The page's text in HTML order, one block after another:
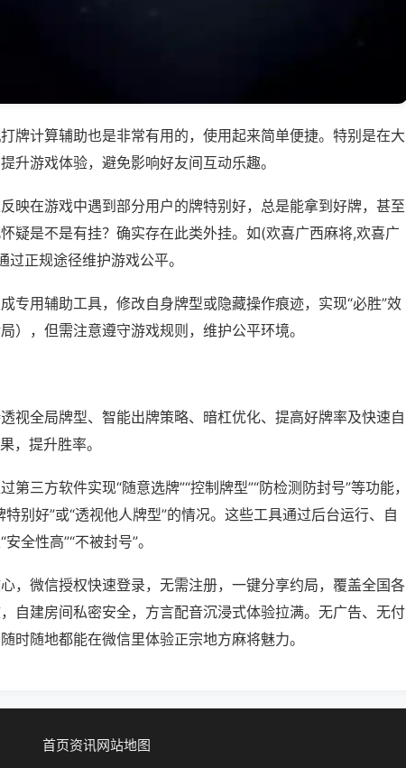
牌计算辅助也是非常有用的，使用起来简单便捷。特别是在大
升游戏体验，避免影响好友间互动乐趣。
映在游戏中遇到部分用户的牌特别好，总是能拿到好牌，甚至
疑是不是有挂？确实存在此类外挂。如(欢喜广西麻将,欢喜广
正规途径维护游戏公平。
专用辅助工具，修改自身牌型或隐藏操作痕迹，实现“必胜”效
），但需注意遵守游戏规则，维护公平环境。
视全局牌型、智能出牌策略、暗杠优化、提高好牌率及快速自
，提升胜率。
三方软件实现“随意选牌”“控制牌型”“防检测防封号”等功能，
别好”或“透视他人牌型”的情况。这些工具通过后台运行、自
全性高”“不被封号”。
，微信授权快速登录，无需注册，一键分享约局，覆盖全国各
自建房间私密安全，方言配音沉浸式体验拉满。无广告、无付
时随地都能在微信里体验正宗地方麻将魅力。
首页资讯网站地图